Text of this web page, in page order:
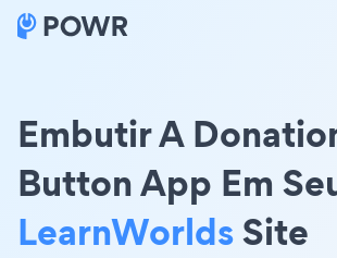
Embutir A
Button App Em
LearnWorldsSite